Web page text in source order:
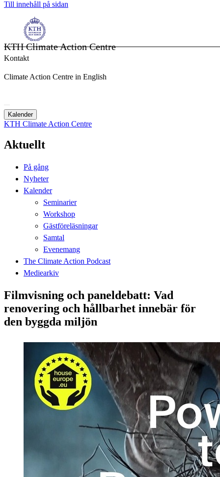
Till innehåll på sidan
KTH Climate Action Centre
Kontakt
Climate Action Centre in English
Kalender
KTH Climate Action Centre
Aktuellt
På gång
Nyheter
Kalender
Seminarier
Workshop
Gästföreläsningar
Samtal
Evenemang
The Climate Action Podcast
Mediearkiv
Filmvisning och paneldebatt: Vad
renovering och hållbarhet innebär för
den byggda miljön